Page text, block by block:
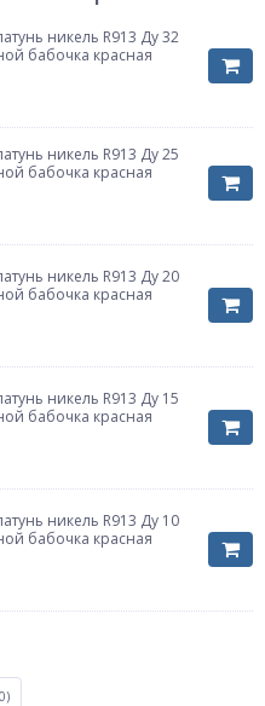
никель R913 Ду 32
бабочка красная
никель R913 Ду 25
бабочка красная
никель R913 Ду 20
бабочка красная
никель R913 Ду 15
бабочка красная
никель R913 Ду 10
бабочка красная